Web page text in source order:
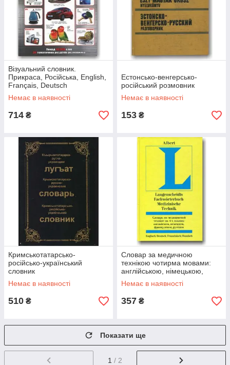
Візуальний словник.
Прикраса, Російська, English,
Français, Deutsch
Немає в наявності
714 ₴
Естонсько-венгерсько-
російський розмовник
Немає в наявності
153 ₴
Кримськотатарсько-
російсько-український
словник
Немає в наявності
510 ₴
Словар за медичною
технікою чотирма мовами:
англійською, німецькою,
французькою, російською
Немає в наявності
357 ₴
Показати ще
1 / 2